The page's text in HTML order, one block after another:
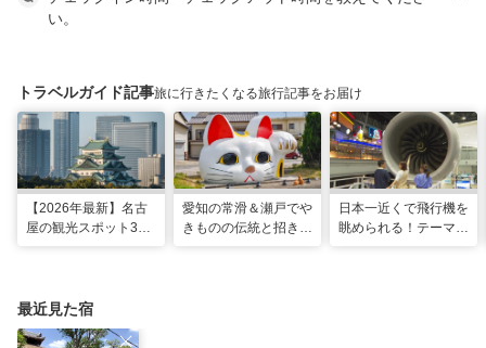
い。
トラベルガイド記事旅に行きたくなる旅行記事をお届け
【2026年最新】名古
屋の観光スポット34
愛知の常滑＆瀬戸でや
きものの伝統と招き猫
日本一近くで飛行機を
眺められる！テーマパ
最近見た宿